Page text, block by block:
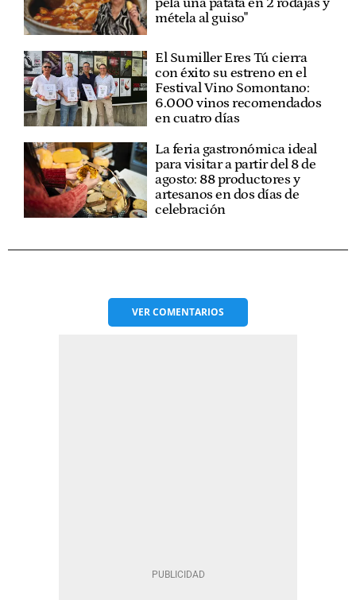
métela al guiso"
El Sumiller Eres Tú cierra
con éxito su estreno en el
Festival Vino Somontano:
6.000 vinos recomendados
en cuatro días
La feria gastronómica ideal
para visitar a partir del 8 de
agosto: 88 productores y
artesanos en dos días de
celebración
VERCOMENTARIOS